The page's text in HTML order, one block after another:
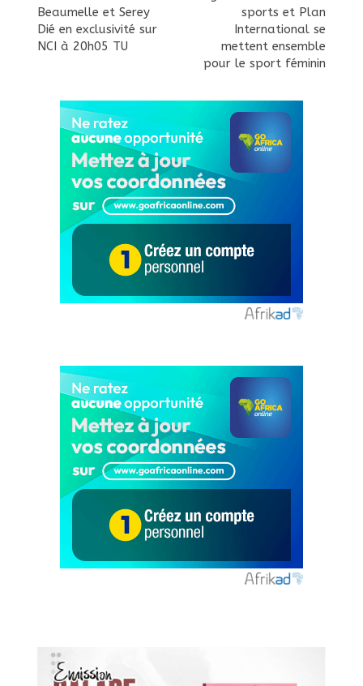
Beaumelle et Serey
Dié en exclusivité sur
NCI à 20h05 TU
sports et Plan
International se
mettent ensemble
pour le sport féminin